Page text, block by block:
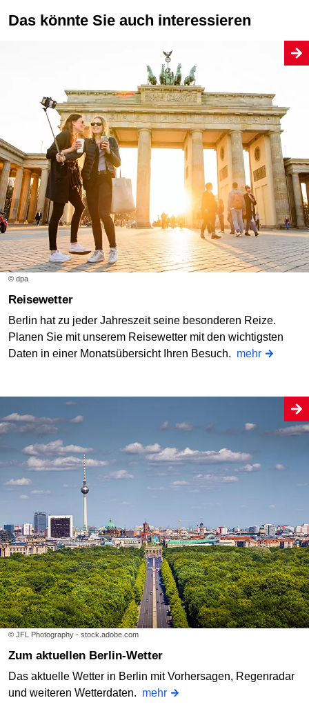
Das könnte Sie auch interessieren
© dpa
Reisewetter
Berlin hat zu jeder Jahreszeit seine besonderen Reize.
Planen Sie mit unserem Reisewetter mit den wichtigsten
Daten in einer Monatsübersicht Ihren Besuch. mehr
© JFL Photography - stock.adobe.com
Zum aktuellen Berlin-Wetter
Das aktuelle Wetter in Berlin mit Vorhersagen, Regenradar
und weiteren Wetterdaten. mehr